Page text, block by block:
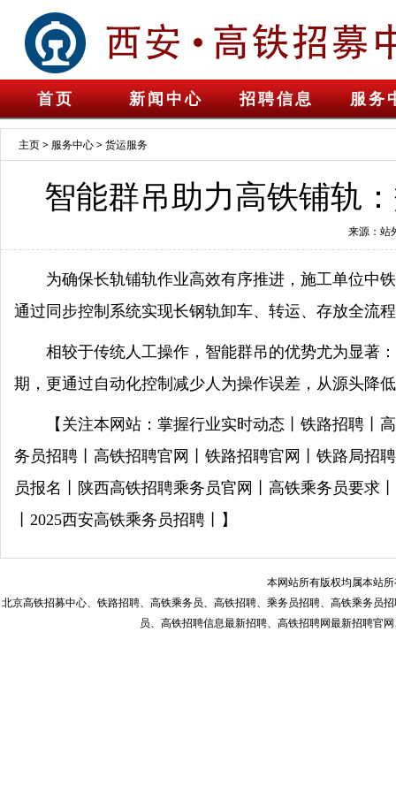
首页 新闻中心 招聘信息 服务
主页> 服务中心>货运服务
智能群吊助力高铁铺轨
来源：站
为确保长轨铺轨作业高效有序推进，施工单位中
通过同步控制系统实现长钢轨卸车、转运、存放全流
相较于传统人工操作，智能群吊的优势尤为显著
期，更通过自动化控制减少人为操作误差，从源头降
【关注本网站：掌握行业实时动态丨铁路招聘
务员招聘丨高铁招聘官网丨铁路招聘官网丨铁路局招
员报名丨陕西高铁招聘乘务员官网丨高铁乘务员要求
丨2025西安高铁乘务员招聘丨】
本网站所有版权均属本站
北京高铁招募中心、铁路招聘、高铁乘务员、高铁招聘、乘务员招聘、高铁乘务员
员、高铁招聘信息最新招聘、高铁招聘网最新招聘官